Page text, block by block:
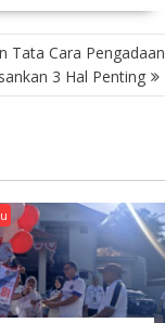
Tata Cara Pengadaan
3 Hal Penting